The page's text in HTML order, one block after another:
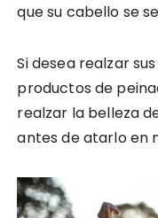
que su cabello se
Si desea realzar
productos de
realzar la belleza
antes de atarlo en